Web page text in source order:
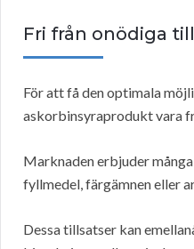
Fri från onödiga
För att få den optimala
askorbinsyraprodukt vara
Marknaden erbjuder
fyllmedel, färgämnen eller
Dessa tillsatser kan